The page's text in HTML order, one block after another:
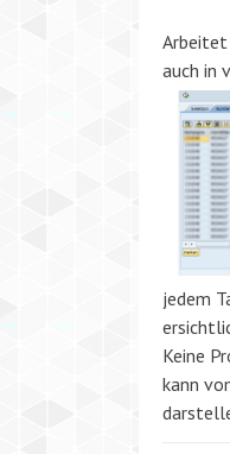
Arbeitet
auch in
jedem
Keine
kann